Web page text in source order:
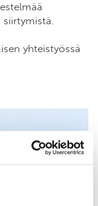
siirtymistä.
yhteistyössä